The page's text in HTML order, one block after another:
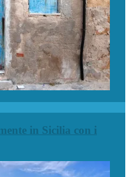
in Sicilia con i